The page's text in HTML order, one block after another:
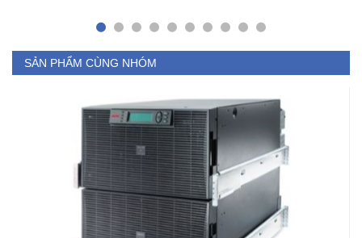
SẢN PHẨM CÙNG NHÓM